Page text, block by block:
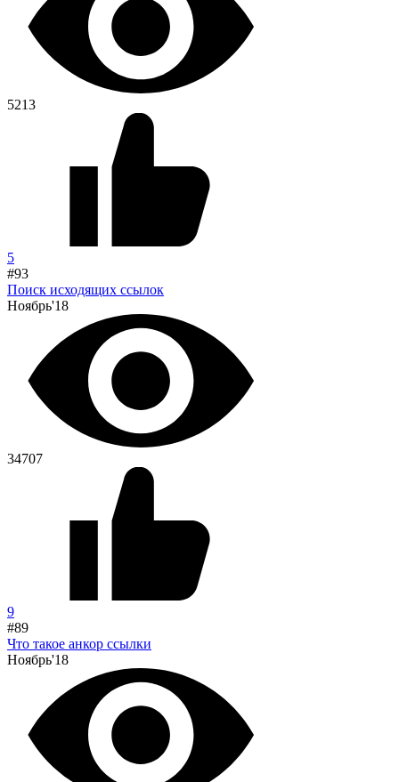
5213
5
#93
Поиск исходящих ссылок
Ноябрь'18
34707
9
#89
Что такое анкор ссылки
Ноябрь'18